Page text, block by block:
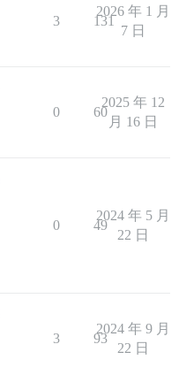
3 131
2026 年 1 月
7 日
0 60
2025 年 12
月 16 日
0 49
2024 年 5 月
22 日
3 93
2024 年 9 月
22 日